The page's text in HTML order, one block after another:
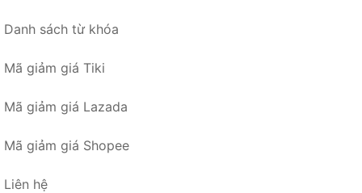
Danh sách từ khóa
Mã giảm giá Tiki
Mã giảm giá Lazada
Mã giảm giá Shopee
Liên hệ